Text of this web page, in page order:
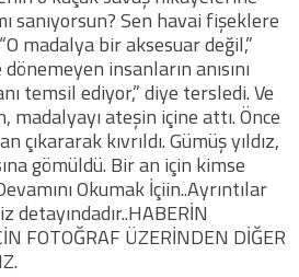
sanıyorsun? Sen havai fişeklere
madalya bir aksesuar değil,”
insanların anısını
temsil ediyor,” diye tersledi. Ve
madalyayı ateşin içine attı. Önce
kıvrıldı. Gümüş yıldız,
gömüldü. Bir an için kimse
Okumak İçiin..Ayrıntılar
FOTOĞRAF ÜZERİNDEN DİĞER